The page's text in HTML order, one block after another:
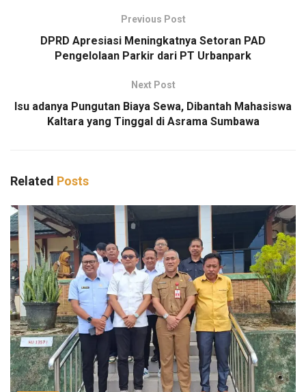
Previous Post
DPRD Apresiasi Meningkatnya Setoran PAD
Pengelolaan Parkir dari PT Urbanpark
Next Post
Isu adanya Pungutan Biaya Sewa, Dibantah Mahasiswa
Kaltara yang Tinggal di Asrama Sumbawa
Related Posts